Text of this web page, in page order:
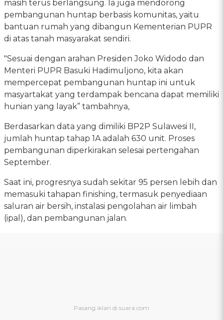
masih terus berlangsung. Ia juga mendorong
pembangunan huntap berbasis komunitas, yaitu
bantuan rumah yang dibangun Kementerian PUPR
di atas tanah masyarakat sendiri.
"Sesuai dengan arahan Presiden Joko Widodo dan
Menteri PUPR Basuki Hadimuljono, kita akan
mempercepat pembangunan huntap ini untuk
masyartakat yang terdampak bencana dapat memiliki
hunian yang layak” tambahnya,
Berdasarkan data yang dimiliki BP2P Sulawesi II,
jumlah huntap tahap 1A adalah 630 unit. Proses
pembangunan diperkirakan selesai pertengahan
September.
Saat ini, progresnya sudah sekitar 95 persen lebih dan
memasuki tahapan finishing, termasuk penyediaan
saluran air bersih, instalasi pengolahan air limbah
(ipal), dan pembangunan jalan.